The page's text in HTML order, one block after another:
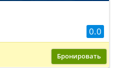
0.0
Бронировать